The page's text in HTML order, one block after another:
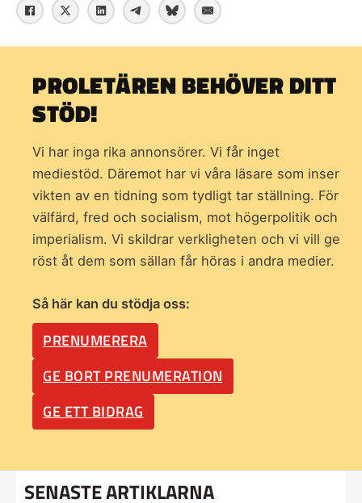
PROLETÄREN BEHÖVER DITT
STÖD!
Vi har inga rika annonsörer. Vi får inget
mediestöd. Däremot har vi våra läsare som inser
vikten av en tidning som tydligt tar ställning. För
välfärd, fred och socialism, mot högerpolitik och
imperialism. Vi skildrar verkligheten och vi vill ge
röst åt dem som sällan får höras i andra medier.
Så här kan du stödja oss:
PRENUMERERA
GE BORT PRENUMERATION
GE ETT BIDRAG
SENASTE ARTIKLARNA